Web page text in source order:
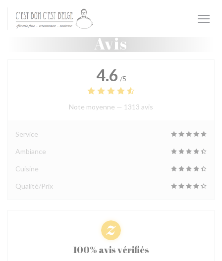
Personnalisation de vos choix en matière de cookies
Avis
4.6 /5
Note moyenne — 1313 avis
Service
Ambiance
Cuisine
Qualité/Prix
100% avis vérifiés